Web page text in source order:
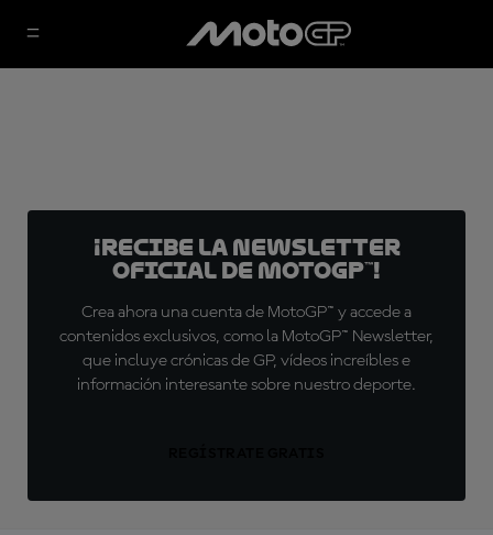
¡Recibe la Newsletter
oficial de MotoGP™!
Crea ahora una cuenta de MotoGP™ y accede a
contenidos exclusivos, como la MotoGP™ Newsletter,
que incluye crónicas de GP, vídeos increíbles e
información interesante sobre nuestro deporte.